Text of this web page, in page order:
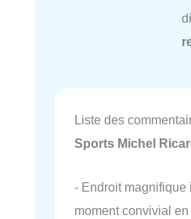
Liste des
Sports Michel
- Endroit magnifique
moment convivial